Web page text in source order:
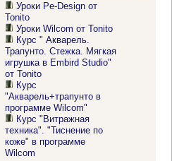
Уроки Pe-Design от
Tonito
Уроки Wilcom от Tonito
Курс " Акварель.
Трапунто. Стежка. Мягкая
игрушка в Embird Studio"
от Tonito
Курс
"Акварель+трапунто в
программе Wilcom"
Курс "Витражная
техника". "Тиснение по
коже" в программе
Wilcom